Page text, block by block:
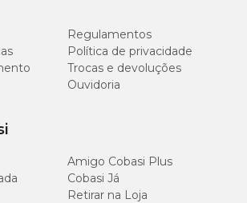
do animal e que são contraídos em passeios
do seu pet pelo menos a cada quatro meses.
realizar uma sequência de dias para
sejam eliminados.
promocional
com preçoacessível. Além dos
ganhe mais 10% OFF ao fazer a
Cobasi
. Aproveite!
Regulamentos
Política de privacidade
Trocas e devoluções
Ouvidoria
Amigo Cobasi Plus
Cobasi Já
Retirar na Loja